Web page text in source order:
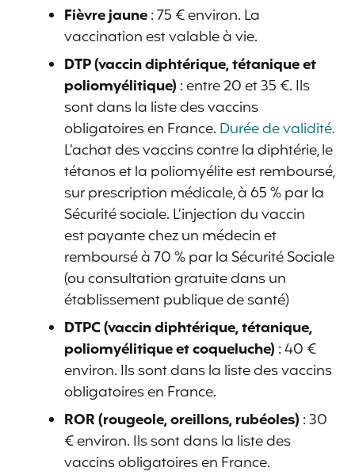
Fièvre jaune: 75 € environ. La
vaccination est valable à vie.
DTP (vaccin diphtérique, tétanique et
poliomyélitique) : entre 20 et 35 €. Ils
sont dans la liste des vaccins
obligatoires en France. Durée de validité.
L’achat des vaccins contre la diphtérie, le
tétanos et la poliomyélite est remboursé,
sur prescription médicale, à 65 % par la
Sécurité sociale. L’injection du vaccin
est payante chez un médecin et
remboursé à 70 % par la Sécurité Sociale
(ou consultation gratuite dans un
établissement publique de santé)
DTPC (vaccin diphtérique, tétanique,
poliomyélitique et coqueluche) : 40 €
environ. Ils sont dans la liste des vaccins
obligatoires en France.
ROR (rougeole, oreillons, rubéoles) : 30
€ environ. Ils sont dans la liste des
vaccins obligatoires en France.